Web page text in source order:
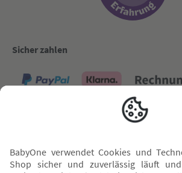
Sicher zahlen
Versand mit